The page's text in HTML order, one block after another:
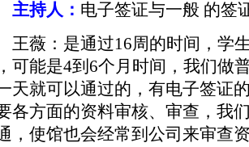
主持人： 电子签证与一般 的签
薇：是通过16周的时间，学生
可能是4到6个月时间，我们做
天就可以通过的，有电子签证
各方面的资料审核、审查，我
，使馆也会经常到公司来审查